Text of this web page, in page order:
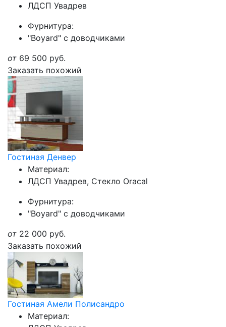
ЛДСП Увадрев
Фурнитура:
"Boyard" с доводчиками
от 69 500 руб.
Заказать похожий
Гостиная Денвер
Материал:
ЛДСП Увадрев, Стекло Oracal
Фурнитура:
"Boyard" с доводчиками
от 22 000 руб.
Заказать похожий
Гостиная Амели Полисандро
Материал: